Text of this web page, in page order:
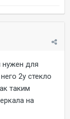
нужен для
2у стекло
таким
на